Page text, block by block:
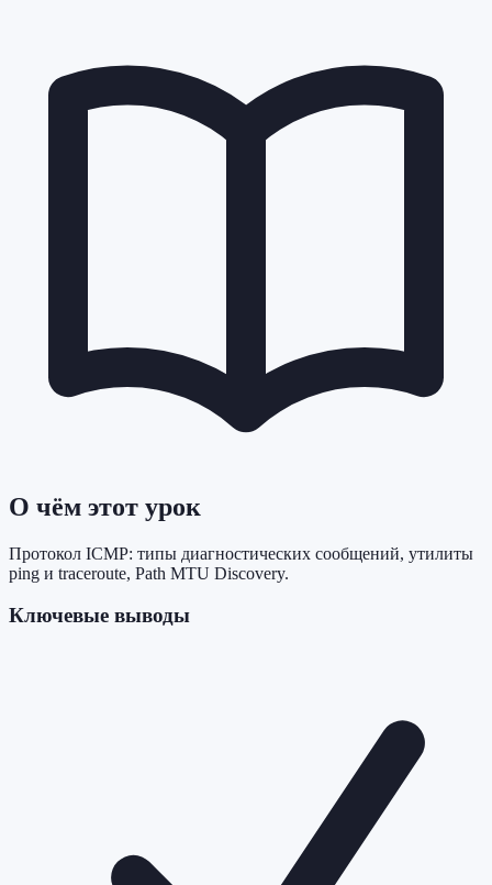
О чём этот урок
Протокол ICMP: типы диагностических сообщений, утилиты
ping и traceroute, Path MTU Discovery.
Ключевые выводы